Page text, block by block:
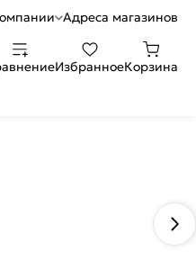
Адреса магазинов
ИзбранноеКорзина